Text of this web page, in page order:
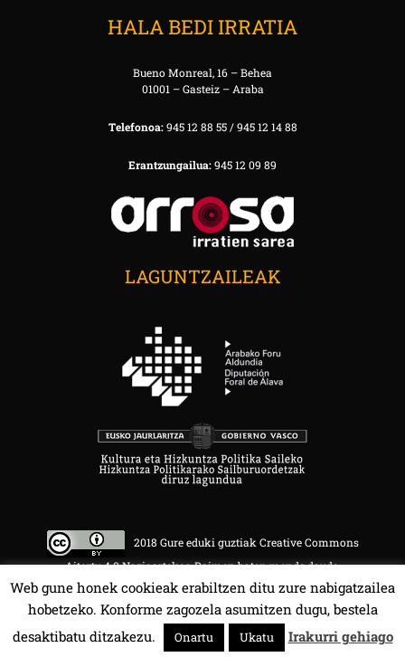
HALA BEDI IRRATIA
Bueno Monreal, 16 – Behea
01001 – Gasteiz – Araba
Telefonoa:945 12 88 55 / 945 12 14 88
Erantzungailua:945 12 09 89
LAGUNTZAILEAK
2018 Gure eduki guztiak Creative Commons
Aitortu 4.0 Nazioartekoa Baimen baten mende daude.
HALA BEDI BAT 107.4 MHz.
Web gune honek cookieak erabiltzen ditu zure nabigatzailea
hobetzeko. Konforme zagozela asumitzen dugu, bestela
desaktibatu ditzakezu.
Onartu Ukatu Irakurri gehiago